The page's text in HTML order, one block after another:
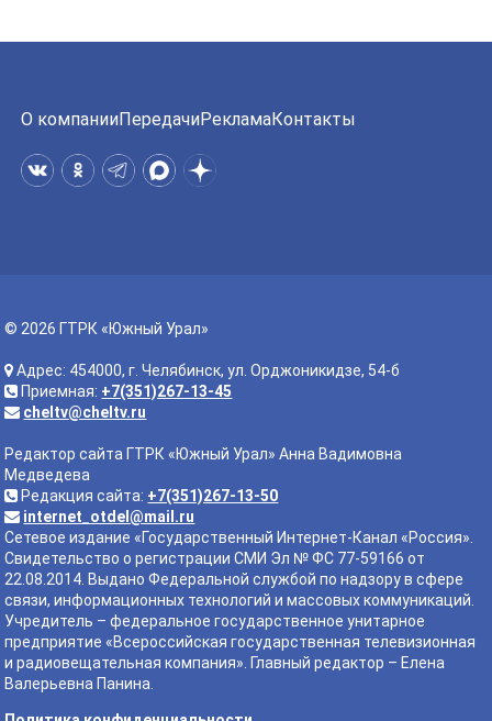
О компанииПередачиРекламаКонтакты
© 2026 ГТРК «Южный Урал»
Адрес: 454000, г. Челябинск, ул. Орджоникидзе, 54-б
Приемная: +7(351)267-13-45
cheltv@cheltv.ru
Редактор сайта ГТРК «Южный Урал» Анна Вадимовна
Медведева
Редакция сайта: +7(351)267-13-50
internet_otdel@mail.ru
Сетевое издание «Государственный Интернет-Канал «Россия».
Свидетельство о регистрации СМИ Эл № ФС 77-59166 от
22.08.2014. Выдано Федеральной службой по надзору в сфере
связи, информационных технологий и массовых коммуникаций.
Учредитель – федеральное государственное унитарное
предприятие «Всероссийская государственная телевизионная
и радиовещательная компания». Главный редактор – Елена
Валерьевна Панина.